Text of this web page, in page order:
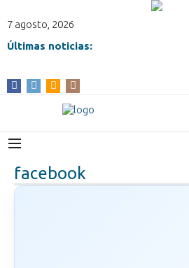
7 agosto, 2026
Últimas noticias:
facebook